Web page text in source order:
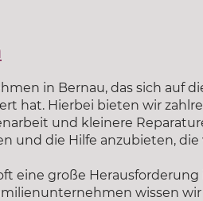
in Bernau, das sich auf
hat. Hierbei bieten wir
und kleinere
und die Hilfe anzubieten,
eine große
wissen